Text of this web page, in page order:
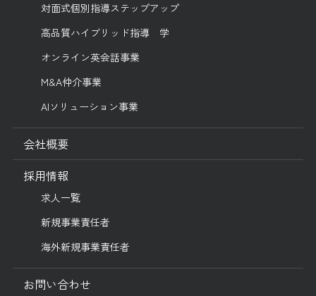
対面式個別指導ステップアップ
高品質ハイブリッド指導 学
オンライン英会話事業
M&A仲介事業
AIソリューション事業
会社概要
採用情報
求人一覧
新規事業責任者
海外新規事業責任者
お問い合わせ